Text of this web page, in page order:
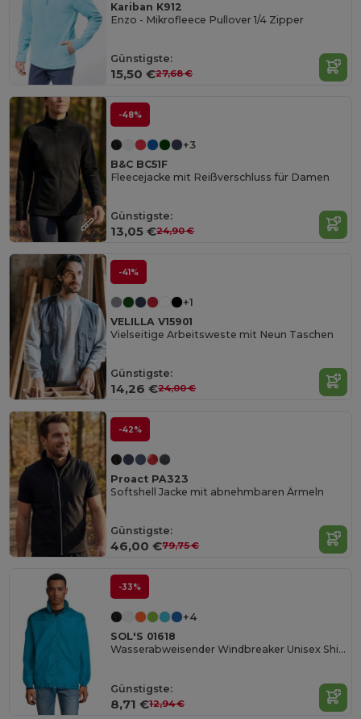
Kariban K912
Enzo - Mikrofleece Pullover 1/4 Zipper
Günstigste:
15,50 €27,68 €
-48%
+3
B&C BC51F
Fleecejacke mit Reißverschluss für Damen
Günstigste:
13,05 €24,90 €
-41%
+1
VELILLA V15901
Vielseitige Arbeitsweste mit Neun Taschen
Günstigste:
14,26 €24,00 €
-42%
Proact PA323
Softshell Jacke mit abnehmbaren Ärmeln
Günstigste:
46,00 €79,75 €
-33%
+4
SOL'S 01618
Wasserabweisender Windbreaker Unisex Shift
Günstigste:
8,71 €12,94 €